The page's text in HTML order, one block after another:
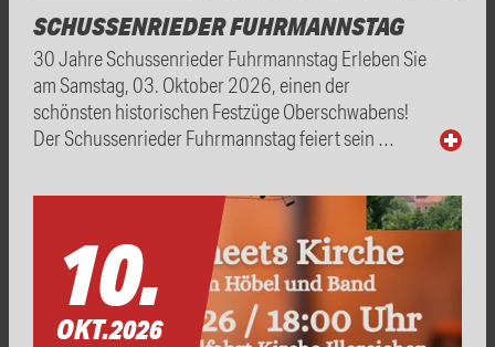
SCHUSSENRIEDER FUHRMANNSTAG
30 Jahre Schussenrieder Fuhrmannstag Erleben Sie
am Samstag, 03. Oktober 2026, einen der
schönsten historischen Festzüge Oberschwabens!
Der Schussenrieder Fuhrmannstag feiert sein …
10.
OKT.2026